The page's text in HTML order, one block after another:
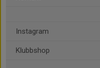
Instagram
Klubbshop